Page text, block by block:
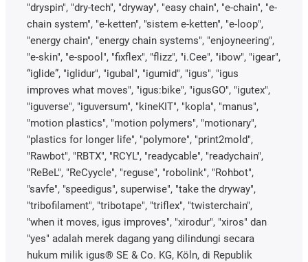
"dryspin", "dry-tech", "dryway", "easy chain", "e-chain", "e-
chain system", "e-ketten", "sistem e-ketten", "e-loop",
"energy chain", "energy chain systems", "enjoyneering",
"e-skin", "e-spool", "fixflex", "flizz", "i.Cee", "ibow", "igear",
“iglide”, "iglidur", "igubal", "igumid", "igus", "igus
improves what moves", "igus:bike", "igusGO", "igutex",
"iguverse", "iguversum", "kineKIT", "kopla", "manus",
"motion plastics", "motion polymers", "motionary",
"plastics for longer life", "polymore", "print2mold",
"Rawbot", "RBTX", "RCYL", "readycable", "readychain",
"ReBeL", "ReCyycle", "reguse", "robolink", "Rohbot",
"savfe", "speedigus", superwise", "take the dryway",
"tribofilament", "tribotape", "triflex", "twisterchain",
"when it moves, igus improves", "xirodur", "xiros" dan
"yes" adalah merek dagang yang dilindungi secara
hukum milik igus® SE & Co. KG, Köln, di Republik